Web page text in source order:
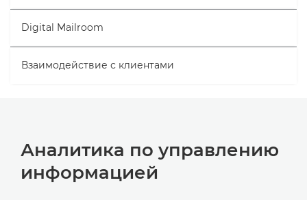
Digital Mailroom
Взаимодействие с клиентами
Аналитика по управлению
информацией